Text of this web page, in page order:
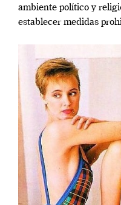
ambiente político y
establecer medidas